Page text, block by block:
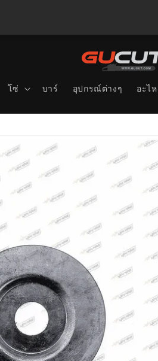
โซ่ บาร์ อุปกรณ์ต่างๆ อะไ